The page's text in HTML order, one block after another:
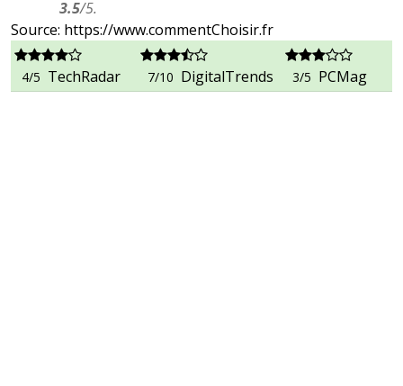
3.5/5.
Source: https://www.commentChoisir.fr
4/5 TechRadar 7/10 DigitalTrends 3/5 PCMag